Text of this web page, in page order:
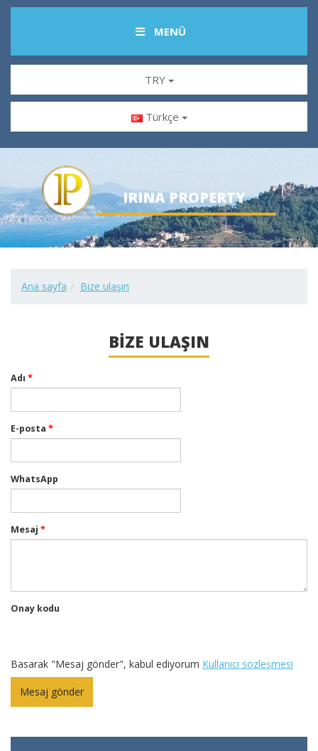
MENÜ
TRY
Türkçe
IRINA PROPERTY
Ana sayfa Bize ulaşın
BIZE ULAŞIN
Adı *
E-posta *
WhatsApp
Mesaj *
Onay kodu
Basarak "Mesaj gönder", kabul ediyorum Kullanıcı sözleşmesi